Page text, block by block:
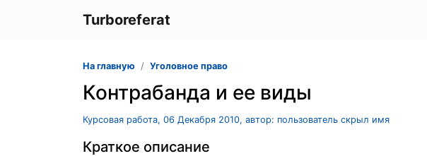
Turboreferat
На главную Уголовное право
Контрабанда и ее виды
Курсовая работа, 06 Декабря 2010, автор: пользователь скрыл имя
Краткое описание